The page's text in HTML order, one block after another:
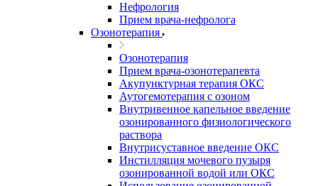
Нефрология
Прием врача-нефролога
Озонотерапия
Озонотерапия
Прием врача-озонотерапевта
Акупунктурная терапия ОКС
Аутогемотерапия с озоном
Внутривенное капельное введение
озонированного физиологического
раствора
Внутрисуставное введение ОКС
Инстилляция мочевого пузыря
озонированной водой или ОКС